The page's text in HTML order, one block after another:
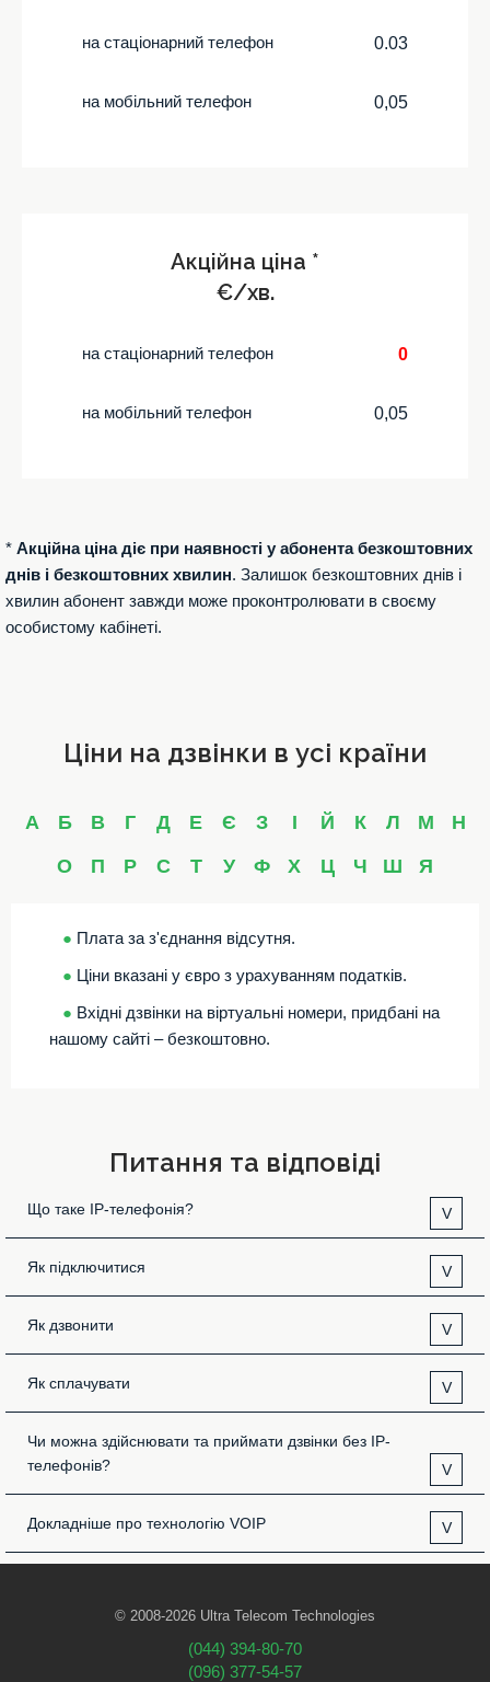
на стаціонарний телефон 0.03
на мобільний телефон 0,05
Акційна ціна *
€/хв.
на стаціонарний телефон 0
на мобільний телефон 0,05
* Акційна ціна діє при наявності у абонента безкоштовних
днів і безкоштовних хвилин. Залишок безкоштовних днів і
хвилин абонент завжди може проконтролювати в своєму
особистому кабінеті.
Ціни на дзвінки в усі країни
А Б В Г Д Е Є З І Й К Л М
Н
О
П Р С Т У Ф Х Ц Ч Ш Я
● Плата за з'єднання відсутня.
● Ціни вказані у євро з урахуванням податків.
● Вхідні дзвінки на віртуальні номери, придбані на
нашому сайті – безкоштовно.
Питання та відповіді
Що таке IP-телефонія? V
Як підключитися V
Як дзвонити V
Як сплачувати V
Чи можна здійснювати та приймати дзвінки без IP-
телефонів?
V
Докладніше про технологію VOIP V
© 2008-2026 Ultra Telecom Technologies
(044) 394-80-70
(096) 377-54-57